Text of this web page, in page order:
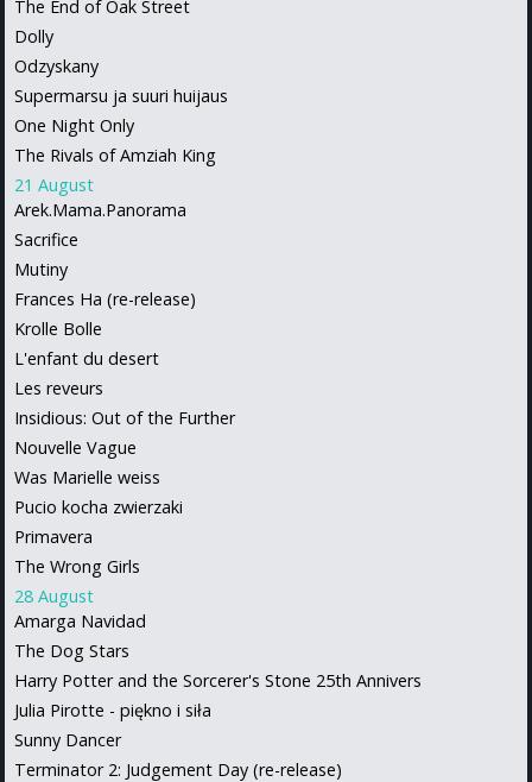
The End of Oak Street
Dolly
Odzyskany
Supermarsu ja suuri huijaus
One Night Only
The Rivals of Amziah King
21 August
Arek.Mama.Panorama
Sacrifice
Mutiny
Frances Ha (re-release)
Krolle Bolle
L'enfant du desert
Les reveurs
Insidious: Out of the Further
Nouvelle Vague
Was Marielle weiss
Pucio kocha zwierzaki
Primavera
The Wrong Girls
28 August
Amarga Navidad
The Dog Stars
Harry Potter and the Sorcerer's Stone 25th Annivers
Julia Pirotte - piękno i siła
Sunny Dancer
Terminator 2: Judgement Day (re-release)